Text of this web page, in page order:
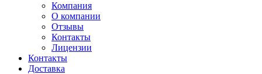
Компания
О компании
Отзывы
Контакты
Лицензии
Контакты
Доставка